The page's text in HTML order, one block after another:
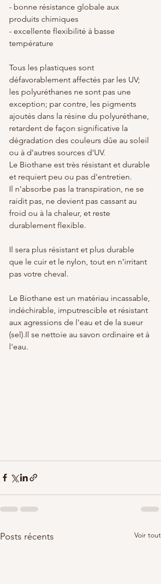
- bonne résistance globale aux
produits chimiques
- excellente flexibilité à basse
température
Tous les plastiques sont
défavorablement affectés par les UV;
les polyuréthanes ne sont pas une
exception; par contre, les pigments
ajoutés dans la résine du polyuréthane,
retardent de façon significative la
dégradation des couleurs dûe au soleil
ou à d'autres sources d'UV.
Le Biothane est très résistant et durable
et requiert peu ou pas d'entretien.
Il n'absorbe pas la transpiration, ne se
raidit pas, ne devient pas cassant au
froid ou à la chaleur, et reste
durablement flexible.
Il sera plus résistant et plus durable
que le cuir et le nylon, tout en n'irritant
pas votre cheval.
Le Biothane est un matériau incassable,
indéchirable, imputrescible et résistant
aux agressions de l'eau et de la sueur
(sel).Il se nettoie au savon ordinaire et à
l'eau.
Posts récents Voir tout